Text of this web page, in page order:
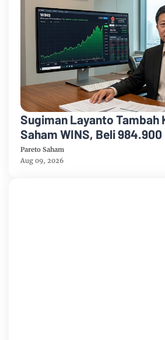
Sugiman Layanto Tambah
Saham WINS, Beli
Pareto Saham
Aug 09, 2026